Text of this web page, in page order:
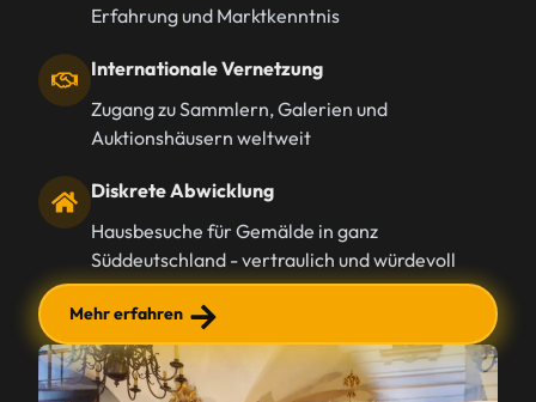
Erfahrung und Marktkenntnis
Internationale Vernetzung
Zugang zu Sammlern, Galerien und
Auktionshäusern weltweit
Diskrete Abwicklung
Hausbesuche für Gemälde in ganz
Süddeutschland - vertraulich und würdevoll
Mehr erfahren